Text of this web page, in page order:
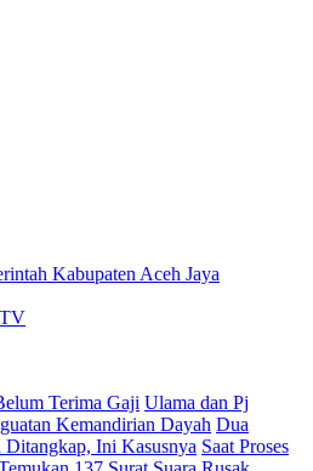
Kabupaten Aceh Jaya
Terima Gaji Ulama dan Pj
Kemandirian Dayah Dua
Ini Kasusnya Saat Proses